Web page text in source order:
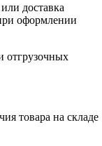
доставка
оформлении
отгрузочных
товара на складе